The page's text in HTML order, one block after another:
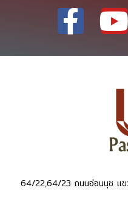
64/22,64/23 ถนนอ่อนนุช แข